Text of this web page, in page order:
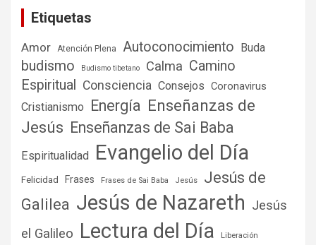
Etiquetas
Amor Atención Plena Autoconocimiento Buda
budismo Budismo tibetano Calma Camino
Espiritual
Consciencia Consejos Coronavirus
Cristianismo Energía Enseñanzas de
Jesús Enseñanzas de Sai Baba
Espiritualidad Evangelio del Día
Felicidad Frases Frases de Sai Baba Jesús
Jesús de
Galilea Jesús de Nazareth Jesús
el Galileo Lectura del Día Liberación